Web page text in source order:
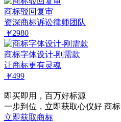
商标驳回复审
资深商标诉讼律师团队
￥2980
商标字体设计-刚需款
让商标更有灵魂
￥499
即买即用，百万好标源
一步到位，立即获取心仪好 商标
立即获取商标